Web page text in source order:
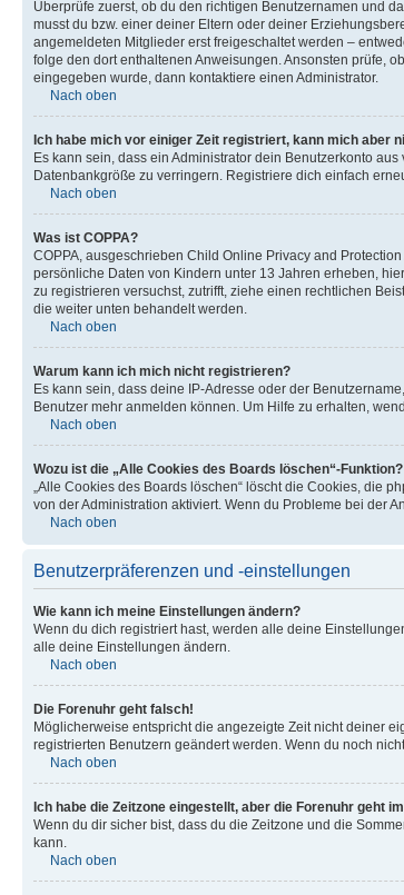
Überprüfe zuerst, ob du den richtigen Benutzernamen und
musst du bzw. einer deiner Eltern oder deiner
angemeldeten Mitglieder erst freigeschaltet werden –
folge den dort enthaltenen Anweisungen. Ansonsten prüfe,
eingegeben wurde, dann kontaktiere einen Administrator.
Nach oben
Ich habe mich vor einiger Zeit registriert, kann mich aber
Es kann sein, dass ein Administrator dein Benutzerkonto
Datenbankgröße zu verringern. Registriere dich einfach
Nach oben
Was ist COPPA?
COPPA, ausgeschrieben Child Online Privacy and
persönliche Daten von Kindern unter 13 Jahren erheben,
zu registrieren versuchst, zutrifft, ziehe einen rechtlichen
die weiter unten behandelt werden.
Nach oben
Warum kann ich mich nicht registrieren?
Es kann sein, dass deine IP-Adresse oder der
Benutzer mehr anmelden können. Um Hilfe zu erhalten,
Nach oben
Wozu ist die „Alle Cookies des Boards löschen“-Funktion?
„Alle Cookies des Boards löschen“ löscht die Cookies, die
von der Administration aktiviert. Wenn du Probleme bei der
Nach oben
Benutzerpräferenzen und -einstellungen
Wie kann ich meine Einstellungen ändern?
Wenn du dich registriert hast, werden alle deine
alle deine Einstellungen ändern.
Nach oben
Die Forenuhr geht falsch!
Möglicherweise entspricht die angezeigte Zeit nicht deiner
registrierten Benutzern geändert werden. Wenn du noch
Nach oben
Ich habe die Zeitzone eingestellt, aber die Forenuhr geht
Wenn du dir sicher bist, dass du die Zeitzone und die
kann.
Nach oben